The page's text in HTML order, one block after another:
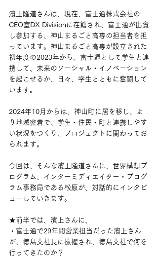
濱上隆道さんは、現在、富士通株式会社の
CEO室DX Divisionに在籍され、富士通が出資
し参加する、神山まるごと高専の担当者を担
っています。神山まるごと高専が設立された
初年度の2023年から、富士通として学生と連
携して、未来のソーシャル・イノベーション
を起こせるか、日々、学生とともに奮闘して
います。
2024年10月からは、神山町に居を移し、よ
り地域密着で、学生・住民・町と連携しやす
い状況をつくり、プロジェクトに関わってお
られます。
今回は、そんな濱上隆道さんに、世界構想プ
ログラム、インターミディエイター・プログ
ラム事務局である松原が、対話的にインタビ
ューしていきます。
★前半では、濱上さんに、
・富士通で29年間営業担当だった濱上さん
が、徳島支社長に抜擢され、徳島支社で何を
行ってきたのか？